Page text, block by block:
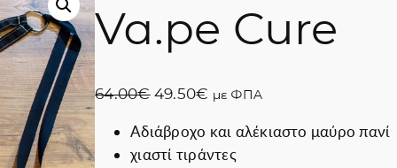
Barman
Κουρέας-Κομμωτής Γνήσιο δέρμα
Va.pe Cure
64.00€ O
i
g
49.50€ Η
ρ
έ
με ΦΠΑ
Αδιάβροχο και αλέκιαστο μαύρο πανί
χιαστί τιράντες